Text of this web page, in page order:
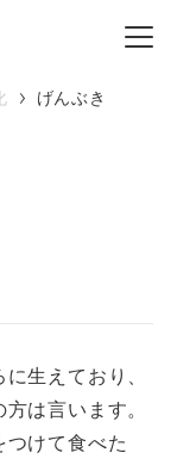
げんぶき
生えており、
は言います。
けて食べた